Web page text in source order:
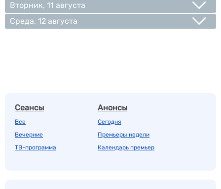
Вторник, 11 августа
Среда, 12 августа
Сеансы
Все
Вечерние
ТВ-программа
Анонсы
Сегодня
Премьеры недели
Календарь премьер